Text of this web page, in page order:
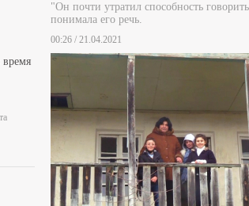
"Он почти утратил способность
понимала его речь.
00:26 / 21.04.2021